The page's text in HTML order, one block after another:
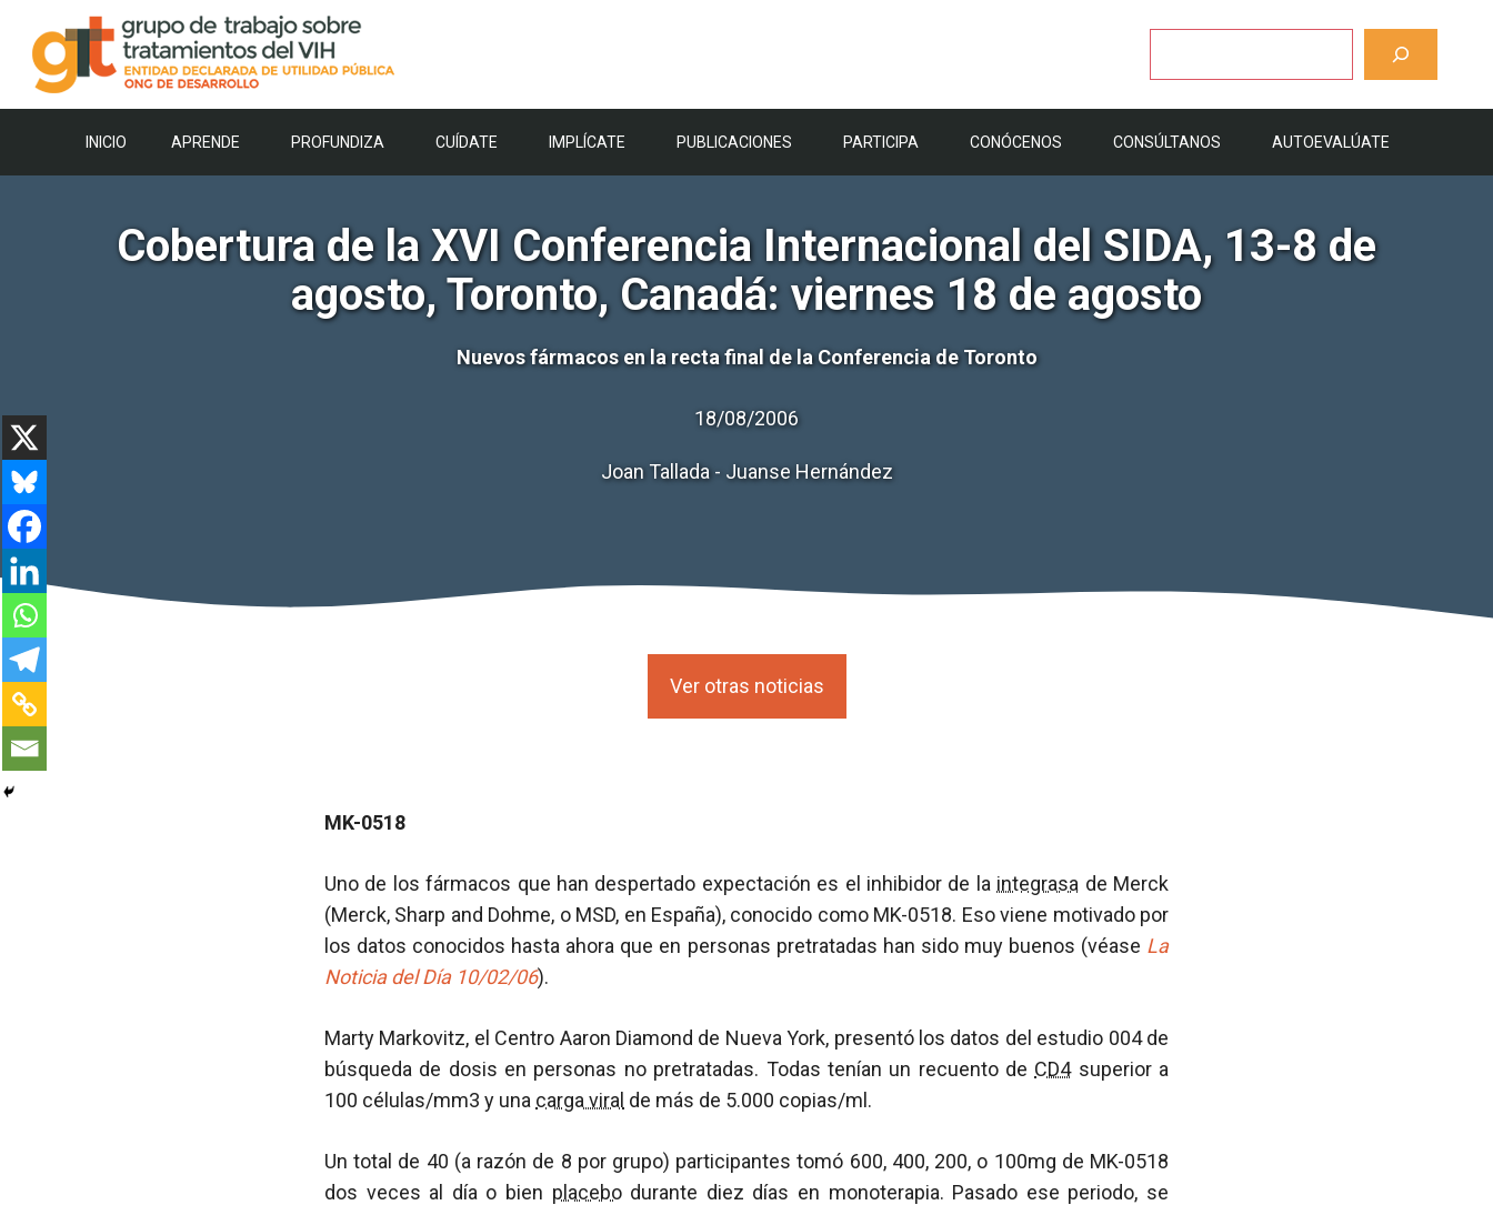
contenido
INICIO APRENDE PROFUNDIZA CUÍDATE IMPLÍCATE PUBLICACIONES PARTICIPA CONÓCENOS CONSÚLTANOS AUTOEVALÚATE
Cobertura de la XVI Conferencia Internacional del SIDA, 13-8 de
agosto, Toronto, Canadá: viernes 18 de agosto
Nuevos fármacos en la recta final de la Conferencia de Toronto
18/08/2006
Joan Tallada - Juanse Hernández
Ver otras noticias
MK-0518
Uno de los fármacos que han despertado expectación es el inhibidor de la integrasa de Merck
(Merck, Sharp and Dohme, o MSD, en España), conocido como MK-0518. Eso viene motivado por
los datos conocidos hasta ahora que en personas pretratadas han sido muy buenos (véase La
Noticia del Día 10/02/06).
Marty Markovitz, el Centro Aaron Diamond de Nueva York, presentó los datos del estudio 004 de
búsqueda de dosis en personas no pretratadas. Todas tenían un recuento de CD4superior a
100 células/mm3 y una carga viral de más de 5.000 copias/ml.
Un total de 40 (a razón de 8 por grupo) participantes tomó 600, 400, 200, o 100mg de MK-0518
dos veces al día o bien placebodurante diez días en monoterapia. Pasado ese periodo, se